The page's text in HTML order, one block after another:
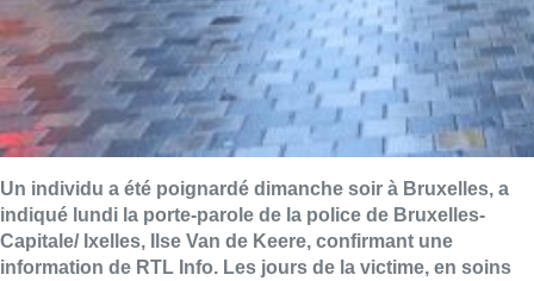
Un individu a été poignardé dimanche soir à Bruxelles, a
indiqué lundi la porte-parole de la police de Bruxelles-
Capitale/ Ixelles, Ilse Van de Keere, confirmant une
information de RTL Info. Les jours de la victime, en soins